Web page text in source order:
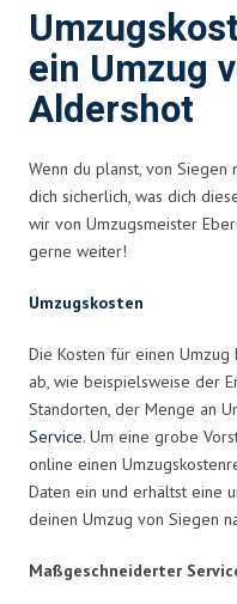
ein Umzug
Aldershot
Wenn du planst, von Siegen
dich sicherlich, was dich
wir von Umzugsmeister
gerne weiter!
Umzugskosten
Die Kosten für einen
ab, wie beispielsweise der
Standorten, der Menge an
Service. Um eine grobe
online einen
Daten ein und erhältst eine
deinen Umzug von Siegen
Maßgeschneiderter